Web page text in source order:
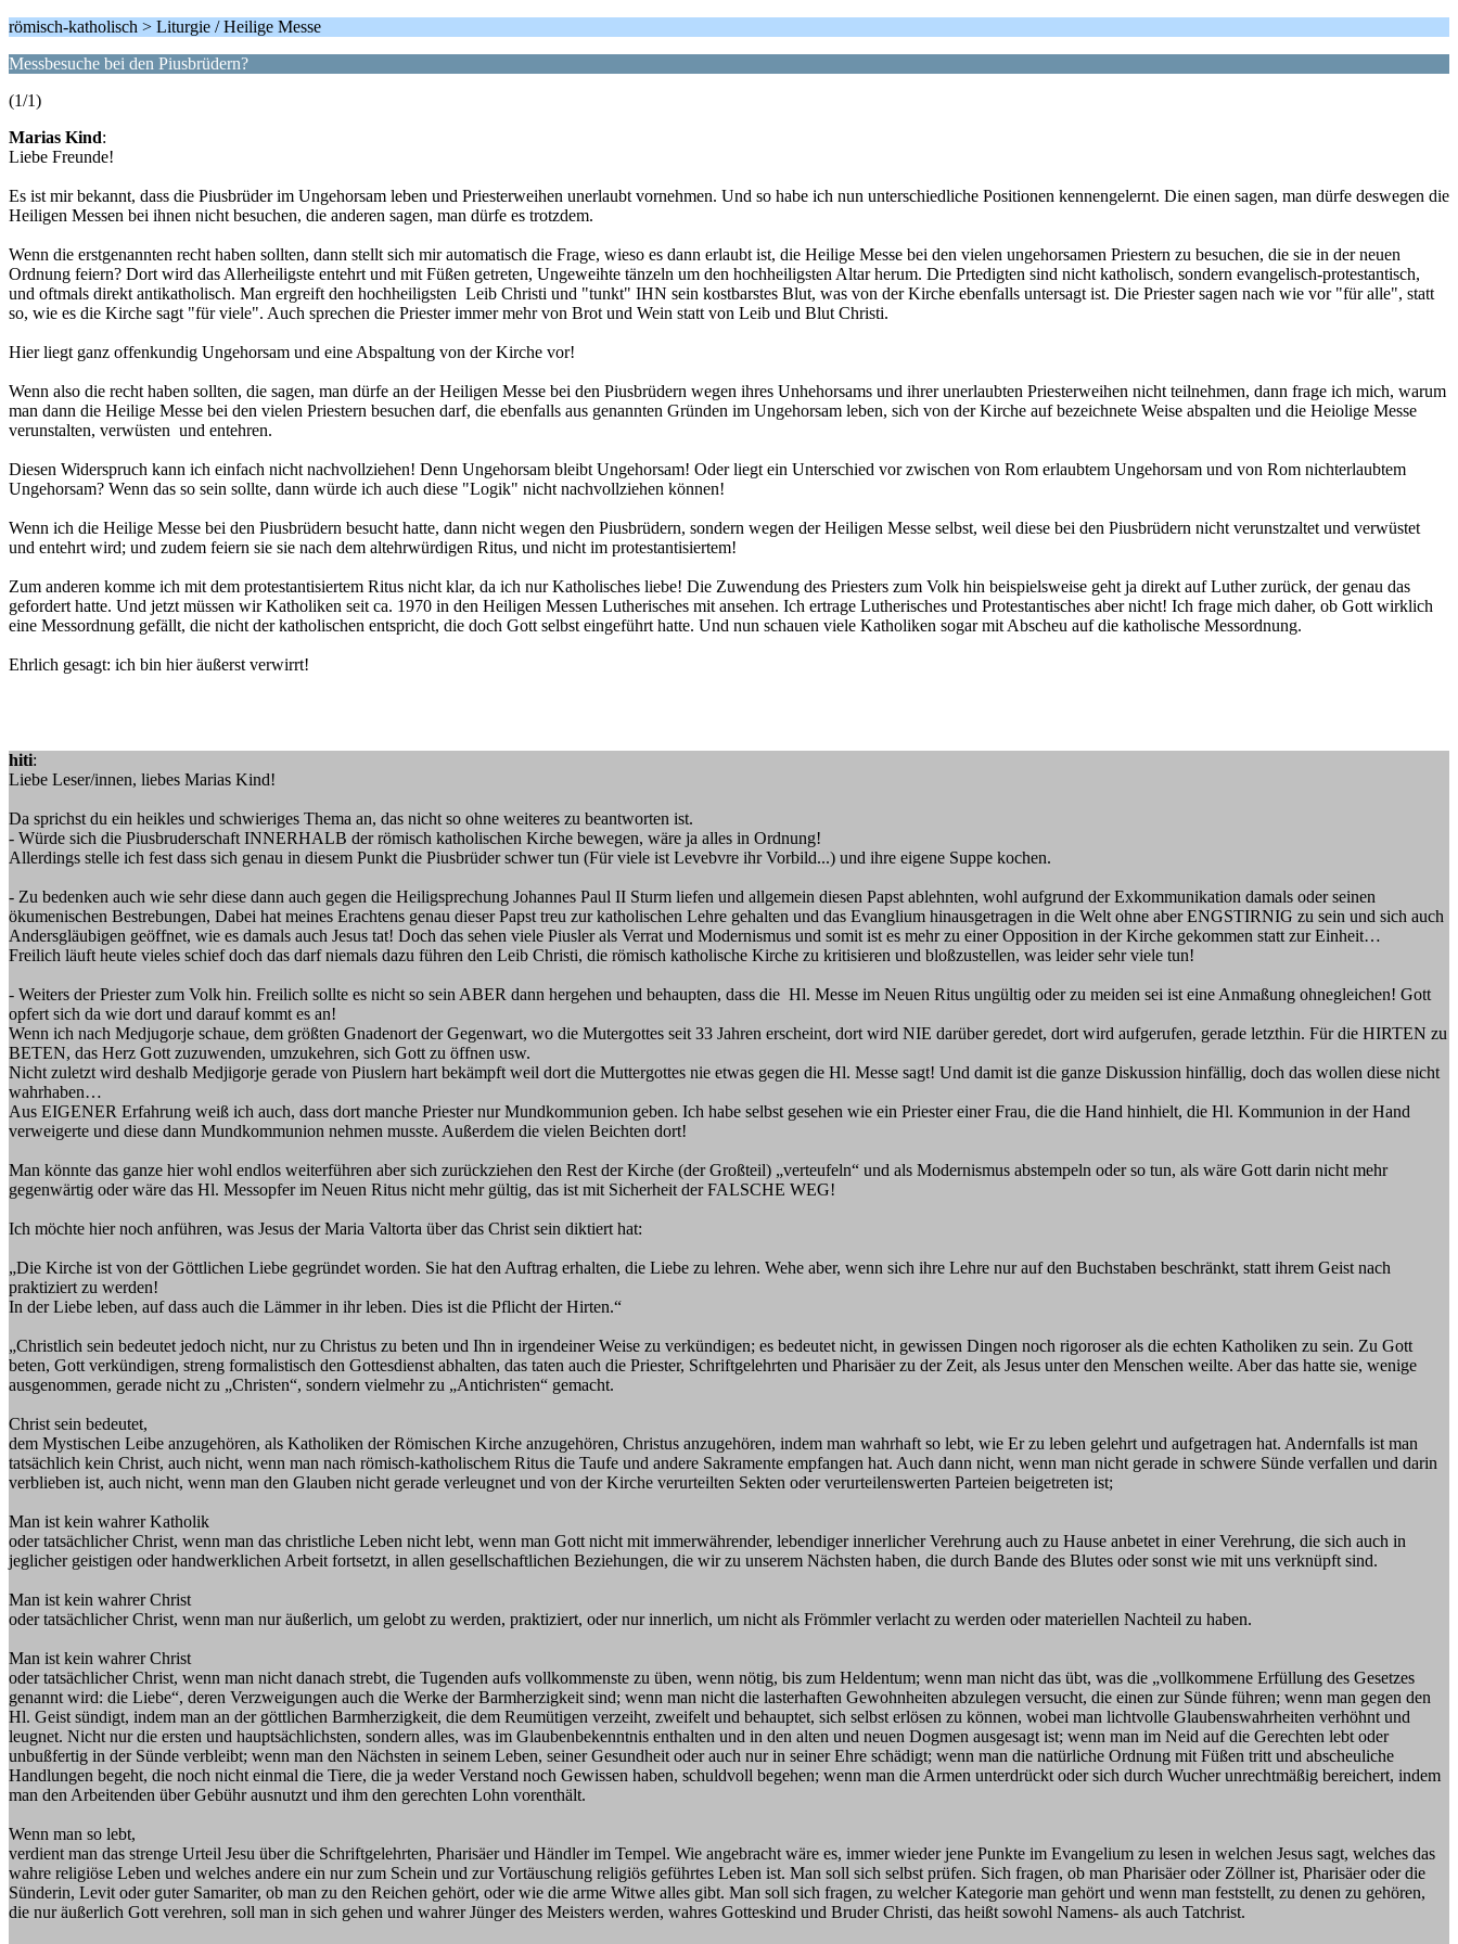
römisch-katholisch > Liturgie / Heilige Messe
Messbesuche bei den Piusbrüdern?
(1/1)
Marias Kind:
Liebe Freunde!
Es ist mir bekannt, dass die Piusbrüder im Ungehorsam leben und Priesterweihen unerlaubt vornehmen. Und so habe ich nun unterschiedliche Positionen kennengelernt. Die einen sagen, man dürfe deswegen die
Heiligen Messen bei ihnen nicht besuchen, die anderen sagen, man dürfe es trotzdem.
Wenn die erstgenannten recht haben sollten, dann stellt sich mir automatisch die Frage, wieso es dann erlaubt ist, die Heilige Messe bei den vielen ungehorsamen Priestern zu besuchen, die sie in der neuen
Ordnung feiern? Dort wird das Allerheiligste entehrt und mit Füßen getreten, Ungeweihte tänzeln um den hochheiligsten Altar herum. Die Prtedigten sind nicht katholisch, sondern evangelisch-protestantisch,
und oftmals direkt antikatholisch. Man ergreift den hochheiligsten Leib Christi und "tunkt" IHN sein kostbarstes Blut, was von der Kirche ebenfalls untersagt ist. Die Priester sagen nach wie vor "für alle", statt
so, wie es die Kirche sagt "für viele". Auch sprechen die Priester immer mehr von Brot und Wein statt von Leib und Blut Christi.
Hier liegt ganz offenkundig Ungehorsam und eine Abspaltung von der Kirche vor!
Wenn also die recht haben sollten, die sagen, man dürfe an der Heiligen Messe bei den Piusbrüdern wegen ihres Unhehorsams und ihrer unerlaubten Priesterweihen nicht teilnehmen, dann frage ich mich, warum
man dann die Heilige Messe bei den vielen Priestern besuchen darf, die ebenfalls aus genannten Gründen im Ungehorsam leben, sich von der Kirche auf bezeichnete Weise abspalten und die Heiolige Messe
verunstalten, verwüsten und entehren.
Diesen Widerspruch kann ich einfach nicht nachvollziehen! Denn Ungehorsam bleibt Ungehorsam! Oder liegt ein Unterschied vor zwischen von Rom erlaubtem Ungehorsam und von Rom nichterlaubtem
Ungehorsam? Wenn das so sein sollte, dann würde ich auch diese "Logik" nicht nachvollziehen können!
Wenn ich die Heilige Messe bei den Piusbrüdern besucht hatte, dann nicht wegen den Piusbrüdern, sondern wegen der Heiligen Messe selbst, weil diese bei den Piusbrüdern nicht verunstzaltet und verwüstet
und entehrt wird; und zudem feiern sie sie nach dem altehrwürdigen Ritus, und nicht im protestantisiertem!
Zum anderen komme ich mit dem protestantisiertem Ritus nicht klar, da ich nur Katholisches liebe! Die Zuwendung des Priesters zum Volk hin beispielsweise geht ja direkt auf Luther zurück, der genau das
gefordert hatte. Und jetzt müssen wir Katholiken seit ca. 1970 in den Heiligen Messen Lutherisches mit ansehen. Ich ertrage Lutherisches und Protestantisches aber nicht! Ich frage mich daher, ob Gott wirklich
eine Messordnung gefällt, die nicht der katholischen entspricht, die doch Gott selbst eingeführt hatte. Und nun schauen viele Katholiken sogar mit Abscheu auf die katholische Messordnung.
Ehrlich gesagt: ich bin hier äußerst verwirrt!
hiti:
Liebe Leser/innen, liebes Marias Kind!
Da sprichst du ein heikles und schwieriges Thema an, das nicht so ohne weiteres zu beantworten ist.
- Würde sich die Piusbruderschaft INNERHALB der römisch katholischen Kirche bewegen, wäre ja alles in Ordnung!
Allerdings stelle ich fest dass sich genau in diesem Punkt die Piusbrüder schwer tun (Für viele ist Levebvre ihr Vorbild...) und ihre eigene Suppe kochen.
- Zu bedenken auch wie sehr diese dann auch gegen die Heiligsprechung Johannes Paul II Sturm liefen und allgemein diesen Papst ablehnten, wohl aufgrund der Exkommunikation damals oder seinen
ökumenischen Bestrebungen, Dabei hat meines Erachtens genau dieser Papst treu zur katholischen Lehre gehalten und das Evanglium hinausgetragen in die Welt ohne aber ENGSTIRNIG zu sein und sich auch
Andersgläubigen geöffnet, wie es damals auch Jesus tat! Doch das sehen viele Piusler als Verrat und Modernismus und somit ist es mehr zu einer Opposition in der Kirche gekommen statt zur Einheit…
Freilich läuft heute vieles schief doch das darf niemals dazu führen den Leib Christi, die römisch katholische Kirche zu kritisieren und bloßzustellen, was leider sehr viele tun!
- Weiters der Priester zum Volk hin. Freilich sollte es nicht so sein ABER dann hergehen und behaupten, dass die Hl. Messe im Neuen Ritus ungültig oder zu meiden sei ist eine Anmaßung ohnegleichen! Gott
opfert sich da wie dort und darauf kommt es an!
Wenn ich nach Medjugorje schaue, dem größten Gnadenort der Gegenwart, wo die Mutergottes seit 33 Jahren erscheint, dort wird NIE darüber geredet, dort wird aufgerufen, gerade letzthin. Für die HIRTEN zu
BETEN, das Herz Gott zuzuwenden, umzukehren, sich Gott zu öffnen usw.
Nicht zuletzt wird deshalb Medjigorje gerade von Piuslern hart bekämpft weil dort die Muttergottes nie etwas gegen die Hl. Messe sagt! Und damit ist die ganze Diskussion hinfällig, doch das wollen diese nicht
wahrhaben…
Aus EIGENER Erfahrung weiß ich auch, dass dort manche Priester nur Mundkommunion geben. Ich habe selbst gesehen wie ein Priester einer Frau, die die Hand hinhielt, die Hl. Kommunion in der Hand
verweigerte und diese dann Mundkommunion nehmen musste. Außerdem die vielen Beichten dort!
Man könnte das ganze hier wohl endlos weiterführen aber sich zurückziehen den Rest der Kirche (der Großteil) „verteufeln“ und als Modernismus abstempeln oder so tun, als wäre Gott darin nicht mehr
gegenwärtig oder wäre das Hl. Messopfer im Neuen Ritus nicht mehr gültig, das ist mit Sicherheit der FALSCHE WEG!
Ich möchte hier noch anführen, was Jesus der Maria Valtorta über das Christ sein diktiert hat:
„Die Kirche ist von der Göttlichen Liebe gegründet worden. Sie hat den Auftrag erhalten, die Liebe zu lehren. Wehe aber, wenn sich ihre Lehre nur auf den Buchstaben beschränkt, statt ihrem Geist nach
praktiziert zu werden!
In der Liebe leben, auf dass auch die Lämmer in ihr leben. Dies ist die Pflicht der Hirten.“
„Christlich sein bedeutet jedoch nicht, nur zu Christus zu beten und Ihn in irgendeiner Weise zu verkündigen; es bedeutet nicht, in gewissen Dingen noch rigoroser als die echten Katholiken zu sein. Zu Gott
beten, Gott verkündigen, streng formalistisch den Gottesdienst abhalten, das taten auch die Priester, Schriftgelehrten und Pharisäer zu der Zeit, als Jesus unter den Menschen weilte. Aber das hatte sie, wenige
ausgenommen, gerade nicht zu „Christen“, sondern vielmehr zu „Antichristen“ gemacht.
Christ sein bedeutet,
dem Mystischen Leibe anzugehören, als Katholiken der Römischen Kirche anzugehören, Christus anzugehören, indem man wahrhaft so lebt, wie Er zu leben gelehrt und aufgetragen hat. Andernfalls ist man
tatsächlich kein Christ, auch nicht, wenn man nach römisch-katholischem Ritus die Taufe und andere Sakramente empfangen hat. Auch dann nicht, wenn man nicht gerade in schwere Sünde verfallen und darin
verblieben ist, auch nicht, wenn man den Glauben nicht gerade verleugnet und von der Kirche verurteilten Sekten oder verurteilenswerten Parteien beigetreten ist;
Man ist kein wahrer Katholik
oder tatsächlicher Christ, wenn man das christliche Leben nicht lebt, wenn man Gott nicht mit immerwährender, lebendiger innerlicher Verehrung auch zu Hause anbetet in einer Verehrung, die sich auch in
jeglicher geistigen oder handwerklichen Arbeit fortsetzt, in allen gesellschaftlichen Beziehungen, die wir zu unserem Nächsten haben, die durch Bande des Blutes oder sonst wie mit uns verknüpft sind.
Man ist kein wahrer Christ
oder tatsächlicher Christ, wenn man nur äußerlich, um gelobt zu werden, praktiziert, oder nur innerlich, um nicht als Frömmler verlacht zu werden oder materiellen Nachteil zu haben.
Man ist kein wahrer Christ
oder tatsächlicher Christ, wenn man nicht danach strebt, die Tugenden aufs vollkommenste zu üben, wenn nötig, bis zum Heldentum; wenn man nicht das übt, was die „vollkommene Erfüllung des Gesetzes
genannt wird: die Liebe“, deren Verzweigungen auch die Werke der Barmherzigkeit sind; wenn man nicht die lasterhaften Gewohnheiten abzulegen versucht, die einen zur Sünde führen; wenn man gegen den
Hl. Geist sündigt, indem man an der göttlichen Barmherzigkeit, die dem Reumütigen verzeiht, zweifelt und behauptet, sich selbst erlösen zu können, wobei man lichtvolle Glaubenswahrheiten verhöhnt und
leugnet. Nicht nur die ersten und hauptsächlichsten, sondern alles, was im Glaubenbekenntnis enthalten und in den alten und neuen Dogmen ausgesagt ist; wenn man im Neid auf die Gerechten lebt oder
unbußfertig in der Sünde verbleibt; wenn man den Nächsten in seinem Leben, seiner Gesundheit oder auch nur in seiner Ehre schädigt; wenn man die natürliche Ordnung mit Füßen tritt und abscheuliche
Handlungen begeht, die noch nicht einmal die Tiere, die ja weder Verstand noch Gewissen haben, schuldvoll begehen; wenn man die Armen unterdrückt oder sich durch Wucher unrechtmäßig bereichert, indem
man den Arbeitenden über Gebühr ausnutzt und ihm den gerechten Lohn vorenthält.
Wenn man so lebt,
verdient man das strenge Urteil Jesu über die Schriftgelehrten, Pharisäer und Händler im Tempel. Wie angebracht wäre es, immer wieder jene Punkte im Evangelium zu lesen in welchen Jesus sagt, welches das
wahre religiöse Leben und welches andere ein nur zum Schein und zur Vortäuschung religiös geführtes Leben ist. Man soll sich selbst prüfen. Sich fragen, ob man Pharisäer oder Zöllner ist, Pharisäer oder die
Sünderin, Levit oder guter Samariter, ob man zu den Reichen gehört, oder wie die arme Witwe alles gibt. Man soll sich fragen, zu welcher Kategorie man gehört und wenn man feststellt, zu denen zu gehören,
die nur äußerlich Gott verehren, soll man in sich gehen und wahrer Jünger des Meisters werden, wahres Gotteskind und Bruder Christi, das heißt sowohl Namens- als auch Tatchrist.